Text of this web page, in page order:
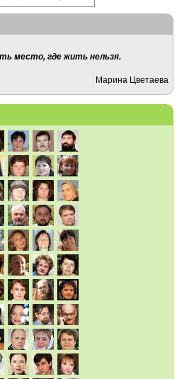
место, где жить нельзя.
Марина Цветаева